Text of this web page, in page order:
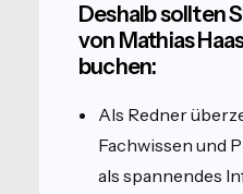
Deshalb sollten
von Mathias
buchen:
Als Redner
Fachwissen und
als spannendes